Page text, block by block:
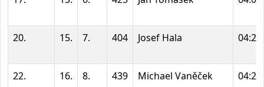
20. 15. 7. 404 Josef Hala
22. 16. 8. 439 Michael Vaněček